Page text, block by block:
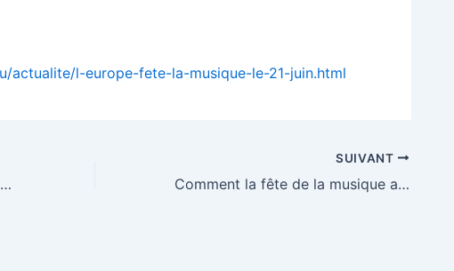
actualite/l-europe-fete-la-musique-le-21-juin.html
Droit d'auteur : pourquoi la proposition de directive européenne fait-elle débat ?
SUIVANT
Comment la fête de la musique a conquis l'Europe